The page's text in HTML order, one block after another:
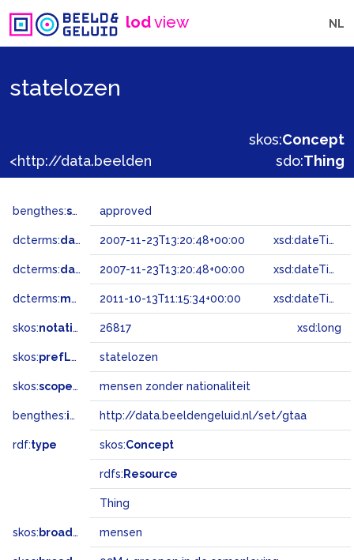
lodview NL
statelozen
skos:Concept
sdo:Thing
bengthes:status approved
dcterms:dateAccepted 2007-11-23T13:20:48+00:00 xsd:dateTime
dcterms:dateSubmitted 2007-11-23T13:20:48+00:00 xsd:dateTime
dcterms:modified 2011-10-13T11:15:34+00:00 xsd:dateTime
skos:notation 26817 xsd:long
skos:prefLabel statelozen
skos:scopeNote mensen zonder nationaliteit
bengthes:inSet http://data.beeldengeluid.nl/set/gtaa
rdf:type skos:Concept
rdfs: Resource
Thing
skos: broader mensen